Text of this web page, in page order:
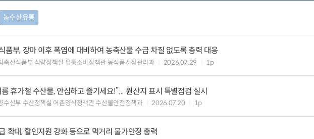
농수산유통
품부, 장마 이후 폭염에 대비하여 농축산물 수급 차질 없도록 총력 대응
축산식품부 식량정책실 유통소비정책관 농식품시장관리과 2026.07.29 1p
름 휴가철 수산물, 안심하고 즐기세요!”... 원산지 표시 특별점검 실시
수산부 수산정책실 어촌양식정책관 수산물안전정책과 2026.07.20 1p
확대, 할인지원 강화 등으로 먹거리 물가안정 총력